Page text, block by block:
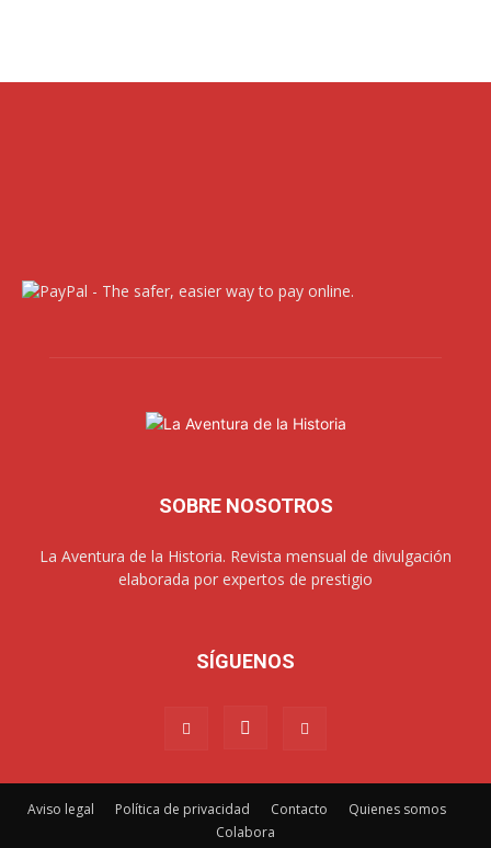
SOBRE NOSOTROS
La Aventura de la Historia. Revista mensual de divulgación
elaborada por expertos de prestigio
SÍGUENOS
Aviso legal Política de privacidad Contacto
Quienes somos
Colabora